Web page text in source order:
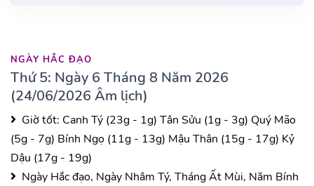
NGÀY HẮC ĐẠO
Thứ 5: Ngày 6 Tháng 8 Năm 2026
(24/06/2026 Âm lịch)
Giờ tốt: Canh Tý (23g - 1g) Tân Sửu (1g - 3g) Quý Mão
(5g - 7g) Bính Ngọ (11g - 13g) Mậu Thân (15g - 17g) Kỷ
Dậu (17g - 19g)
Ngày Hắc đạo, Ngày Nhâm Tý, Tháng Ất Mùi, Năm Bính